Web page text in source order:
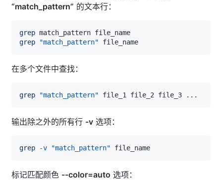
“match_pattern” 的文本行：
grep
grep
"match_pattern"
在多个文件中查找：
grep "match_pattern" file_1 file_2 file_3 ..
输出除之外的所有行 -v 选项：
grep -v "match_pattern"
标记匹配颜色 --color=auto 选项：